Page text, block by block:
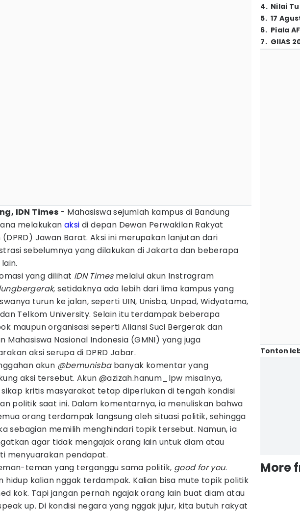
IDN Times - Mahasiswa sejumlah kampus di Bandung
melakukan aksi di depan Dewan Perwakilan Rakyat
(DPRD) Jawan Barat. Aksi ini merupakan lanjutan dari
sebelumnya yang dilakukan di Jakarta dan beberapa
yang dilihat IDN Timesmelalui akun Instragram
, setidaknya ada lebih dari lima kampus yang
turun ke jalan, seperti UIN, Unisba, Unpad, Widyatama,
Telkom University. Selain itu terdampak beberapa
maupun organisasi seperti Aliansi Suci Bergerak dan
Mahasiswa Nasional Indonesia (GMNI) yang juga
aksi serupa di DPRD Jabar.
akun @bemunisbabanyak komentar yang
aksi tersebut. Akun @azizah.hanum_lpw misalnya,
sikap kritis masyarakat tetap diperlukan di tengah kondisi
politik saat ini. Dalam komentarnya, ia menuliskan bahwa
orang terdampak langsung oleh situasi politik, sehingga
sebagian memilih menghindari topik tersebut. Namun, ia
agar tidak mengajak orang lain untuk diam atau
menyuarakan pendapat.
teman yang terganggu sama politik, good for you.
hidup kalian nggak terdampak. Kalian bisa mute topik politik
kok. Tapi jangan pernah ngajak orang lain buat diam atau
up. Di kondisi negara yang nggak jujur, kita butuh rakyat
4. Nilai
5. 17
6. Piala
7. GIIAS
Tonton
More